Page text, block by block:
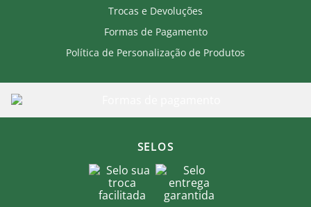
Trocas e Devoluções
Formas de Pagamento
Política de Personalização de Produtos
SELOS